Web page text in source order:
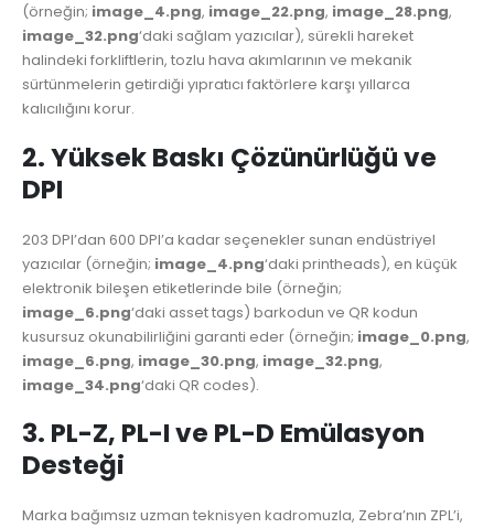
(örneğin; image_4.png, image_22.png, image_28.png,
image_32.png‘daki sağlam yazıcılar), sürekli hareket
halindeki forkliftlerin, tozlu hava akımlarının ve mekanik
sürtünmelerin getirdiği yıpratıcı faktörlere karşı yıllarca
kalıcılığını korur.
2. Yüksek Baskı Çözünürlüğü ve
DPI
203 DPI’dan 600 DPI’a kadar seçenekler sunan endüstriyel
yazıcılar (örneğin; image_4.png‘daki printheads), en küçük
elektronik bileşen etiketlerinde bile (örneğin;
image_6.png‘daki asset tags) barkodun ve QR kodun
kusursuz okunabilirliğini garanti eder (örneğin; image_0.png,
image_6.png, image_30.png, image_32.png,
image_34.png‘daki QR codes).
3. PL-Z, PL-I ve PL-D Emülasyon
Desteği
Marka bağımsız uzman teknisyen kadromuzla, Zebra’nın ZPL’i,